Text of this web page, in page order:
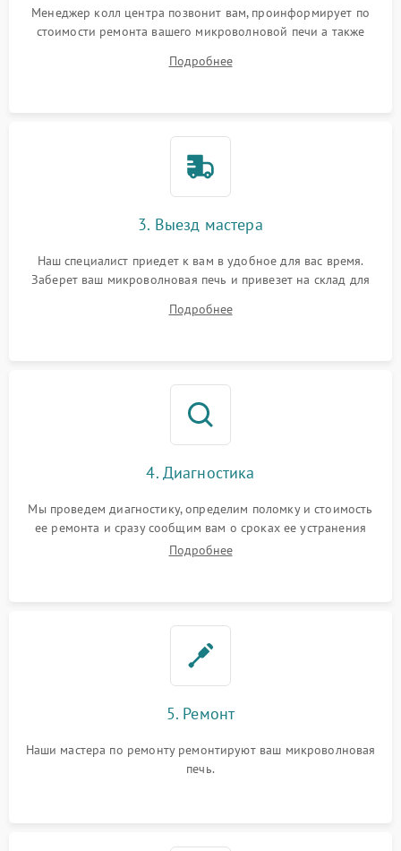
Менеджер колл центра позвонит вам, проинформирует по
стоимости ремонта вашего микроволновой печи а также
Подробнее
3. Выезд мастера
Наш специалист приедет к вам в удобное для вас время.
Заберет ваш микроволновая печь и привезет на склад для
Подробнее
4. Диагностика
Мы проведем диагностику, определим поломку и стоимость
ее ремонта и сразу сообщим вам о сроках ее устранения
Подробнее
5. Ремонт
Наши мастера по ремонту ремонтируют ваш микроволновая
печь.